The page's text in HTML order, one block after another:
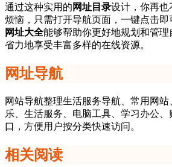
通过这种实用的 网址目录设计，你再也
烦恼，只需打开导航页面，一键点击
网址大全能够帮助你更好地规划和管
省力地享受丰富多样的在线资源。
网址导航
网站导航整理生活服务导航、常用网
乐、生活服务、电脑工具、学习办公
口，方便用户按分类快速访问。
相关阅读